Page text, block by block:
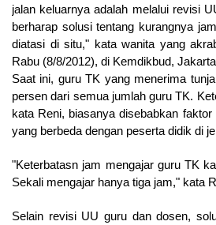
jalan keluarnya adalah melalui revisi
berharap solusi tentang kurangnya
diatasi di situ," kata wanita yang
Rabu (8/8/2012), di Kemdikbud,
Saat ini, guru TK yang menerima
persen dari semua jumlah guru TK.
kata Reni, biasanya disebabkan
yang berbeda dengan peserta didik di
"Keterbatasn jam mengajar guru TK
Sekali mengajar hanya tiga jam," kata
Selain revisi UU guru dan dosen,